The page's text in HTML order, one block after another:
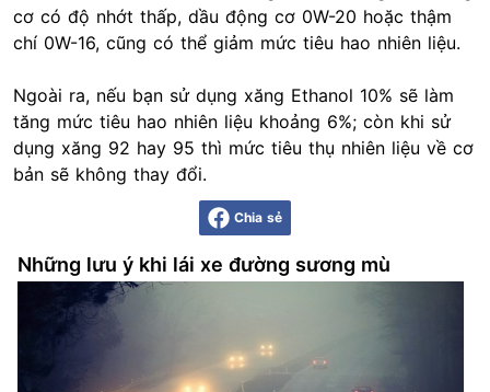
cơ có độ nhớt thấp, dầu động cơ 0W-20 hoặc thậm
chí 0W-16, cũng có thể giảm mức tiêu hao nhiên liệu.
Ngoài ra, nếu bạn sử dụng xăng Ethanol 10% sẽ làm
tăng mức tiêu hao nhiên liệu khoảng 6%; còn khi sử
dụng xăng 92 hay 95 thì mức tiêu thụ nhiên liệu về cơ
bản sẽ không thay đổi.
Chia sẻ
Những lưu ý khi lái xe đường sương mù